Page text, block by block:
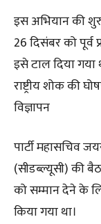
इस अभियान की
26 दिसंबर को पूर्व
इसे टाल दिया
राष्ट्रीय शोक की
विज्ञापन
पार्टी महासचिव
(सीडब्ल्यूसी) की
को सम्मान देने के
किया गया था।